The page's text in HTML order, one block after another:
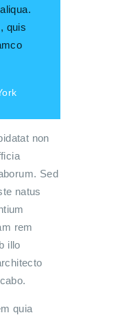
quis
non
Sed
natus
rem
illo
quia